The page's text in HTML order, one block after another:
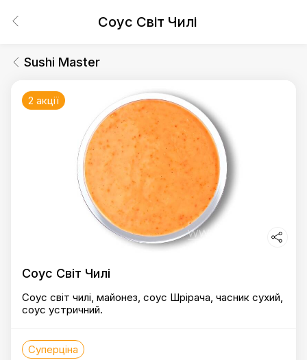
Соус Світ Чилі
Sushi Master
2 акції
Соус Світ Чилі
Соус світ чилі, майонез, соус Шрірача, часник сухий,
соус устричний.
Суперціна